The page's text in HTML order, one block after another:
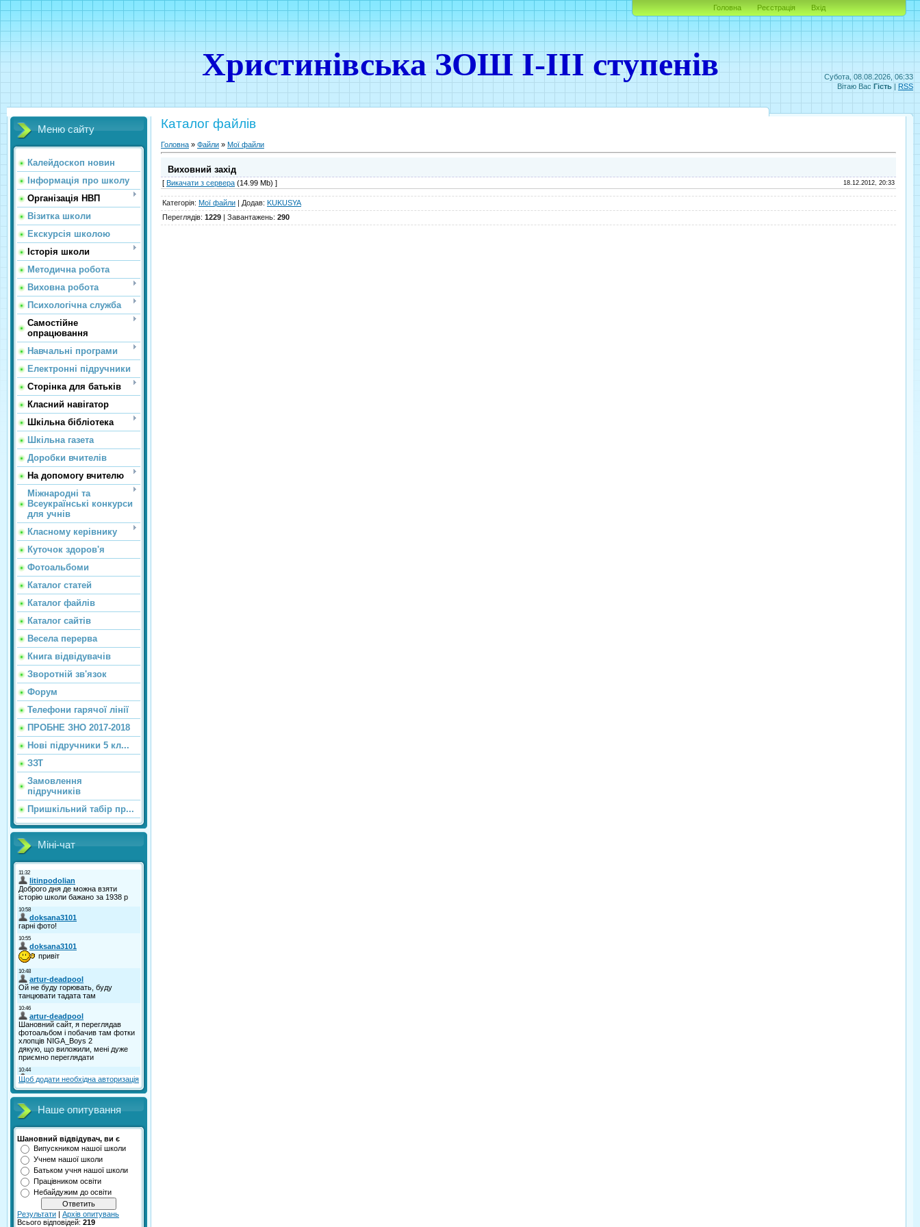
Субота, 08.08.2026, 06:33
Вітаю Вас Гість | RSS
Христинівська ЗОШ І-ІІІ ступенів
Головна Реєстрація Вхід
Меню сайту
Калейдоскоп новин
Інформація про школу
Організація НВП
Візитка школи
Екскурсія школою
Історія школи
Методична робота
Виховна робота
Психологічна служба
Самостійне
опрацювання
Навчальні програми
Електронні підручники
Сторінка для батьків
Класний навігатор
Шкільна бібліотека
Шкільна газета
Доробки вчителів
На допомогу вчителю
Міжнародні та
Всеукраїнські конкурси
для учнів
Класному керівнику
Куточок здоров'я
Фотоальбоми
Каталог статей
Каталог файлів
Каталог сайтiв
Весела перерва
Книга відвідувачів
Зворотній зв'язок
Форум
Телефони гарячої лінії
ПРОБНЕ ЗНО 2017-2018
Нові підручники 5 кл...
ЗЗТ
Замовлення
підручників
Пришкільний табір пр...
Міні-чат
Щоб додати необхідна авторизація
Наше опитування
Шановний відвідувач, ви є
Випускником нашої школи
Учнем нашої школи
Батьком учня нашої школи
Працівником освіти
Небайдужим до освіти
Результати | Архів опитувань
Всього відповідей: 219
Каталог файлів
Головна » Файли » Мої файли
Виховний захід
[ Викачати з сервера (14.99 Mb) ] 18.12.2012, 20:33
Категорія: Мої файли | Додав: KUKUSYA
Переглядів: 1229 | Завантажень: 290